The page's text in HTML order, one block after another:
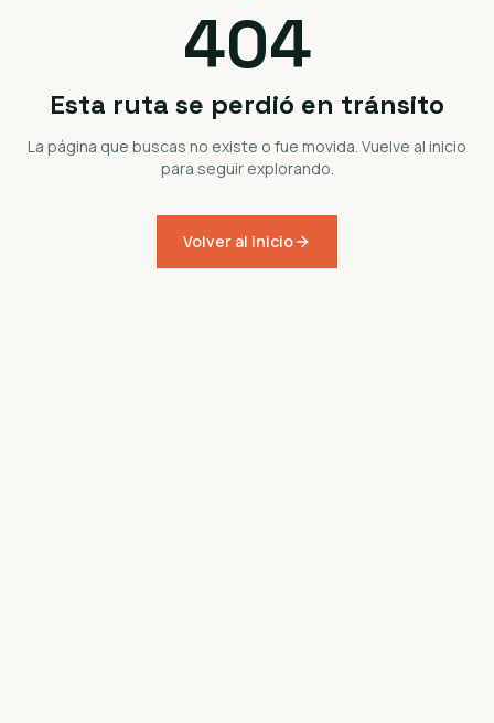
404
Esta ruta se perdió en tránsito
La página que buscas no existe o fue movida. Vuelve al inicio
para seguir explorando.
Volver al inicio